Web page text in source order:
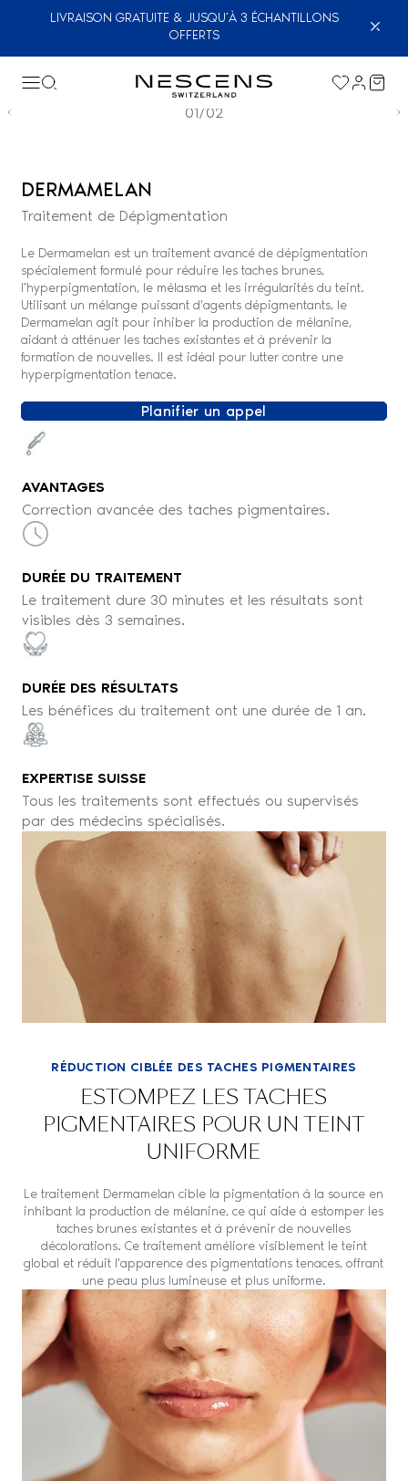
LIVRAISON GRATUITE & JUSQU’À 3 ÉCHANTILLONS
OFFERTS
01/02
DERMAMELAN
Traitement de Dépigmentation
Le Dermamelan est un traitement avancé de dépigmentation
spécialement formulé pour réduire les taches brunes,
l'hyperpigmentation, le mélasma et les irrégularités du teint.
Utilisant un mélange puissant d'agents dépigmentants, le
Dermamelan agit pour inhiber la production de mélanine,
aidant à atténuer les taches existantes et à prévenir la
formation de nouvelles. Il est idéal pour lutter contre une
hyperpigmentation tenace.
Planifier un appel
AVANTAGES
Correction avancée des taches pigmentaires.
DURÉE DU TRAITEMENT
Le traitement dure 30 minutes et les résultats sont
visibles dès 3 semaines.
DURÉE DES RÉSULTATS
Les bénéfices du traitement ont une durée de 1 an.
EXPERTISE SUISSE
Tous les traitements sont effectués ou supervisés
par des médecins spécialisés.
RÉDUCTION CIBLÉE DES TACHES PIGMENTAIRES
ESTOMPEZ LES TACHES
PIGMENTAIRES POUR UN TEINT
UNIFORME
Le traitement Dermamelan cible la pigmentation à la source en
inhibant la production de mélanine, ce qui aide à estomper les
taches brunes existantes et à prévenir de nouvelles
décolorations. Ce traitement améliore visiblement le teint
global et réduit l'apparence des pigmentations tenaces, offrant
une peau plus lumineuse et plus uniforme.